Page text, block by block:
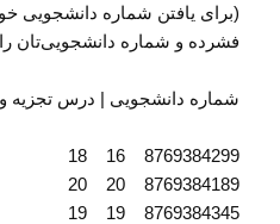
فشرده و شماره دانشجویی‌تان را
شماره دانشجویی | درس تجزیه
8769384299 16 18
8769384189 20 20
8769384345 19 19